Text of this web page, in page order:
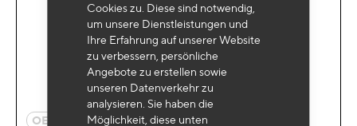
Cookies zu. Diese sind notwendig,
um unsere Dienstleistungen und
Ihre Erfahrung auf unserer Website
zu verbessern, persönliche
Angebote zu erstellen sowie
unseren Datenverkehr zu
analysieren. Sie haben die
Möglichkeit, diese unten
OE 0057